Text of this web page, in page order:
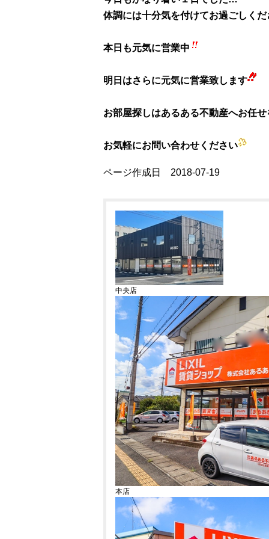
体調には十分気を付けてお過ごしくだ
本日も元気に営業中
明日はさらに元気に営業致します
お部屋探しはあるある不動産へお任せ
お気軽にお問い合わせください
ページ作成日 2018-07-19
中央店
本店